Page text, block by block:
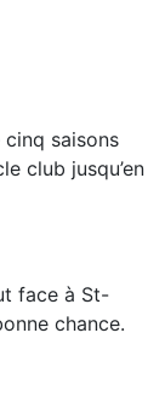
saisons
club jusqu’en
face à St-
chance.